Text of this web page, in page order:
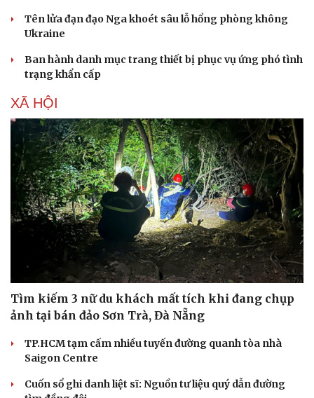
Tên lửa đạn đạo Nga khoét sâu lỗ hổng phòng không
Ukraine
Ban hành danh mục trang thiết bị phục vụ ứng phó tình
trạng khẩn cấp
XÃ HỘI
Tìm kiếm 3 nữ du khách mất tích khi đang chụp
ảnh tại bán đảo Sơn Trà, Đà Nẵng
TP.HCM tạm cấm nhiều tuyến đường quanh tòa nhà
Saigon Centre
Cuốn sổ ghi danh liệt sĩ: Nguồn tư liệu quý dẫn đường